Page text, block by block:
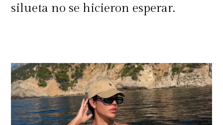
silueta no se hicieron esperar.